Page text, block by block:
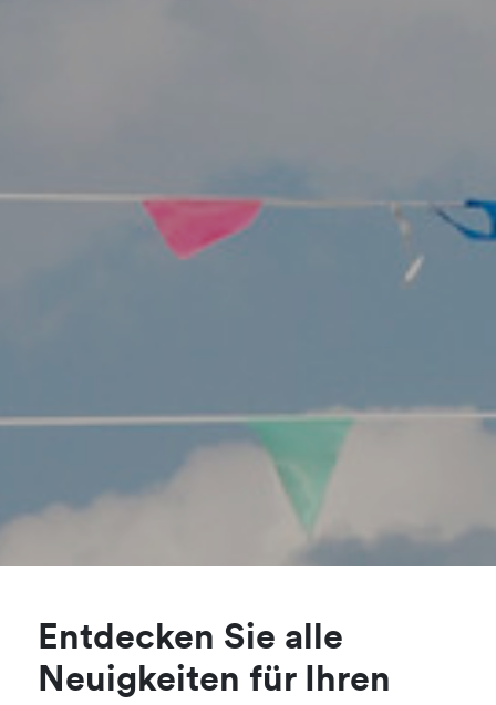
Entdecken Sie alle
Neuigkeiten für Ihren